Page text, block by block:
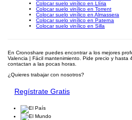
Colocar suelo vinílico en Llíria
Colocar suelo vinílico en Torrent
Colocar suelo vinílico en Almassera
Colocar suelo vinílico en Paterna
Colocar suelo vinílico en Silla
En Cronoshare puedes encontrar a los mejores
Valencia | Fácil mantenimiento. Pide precio y hasta
contactan a las pocas horas.
¿Quieres trabajar con nosotros?
Regístrate Gratis